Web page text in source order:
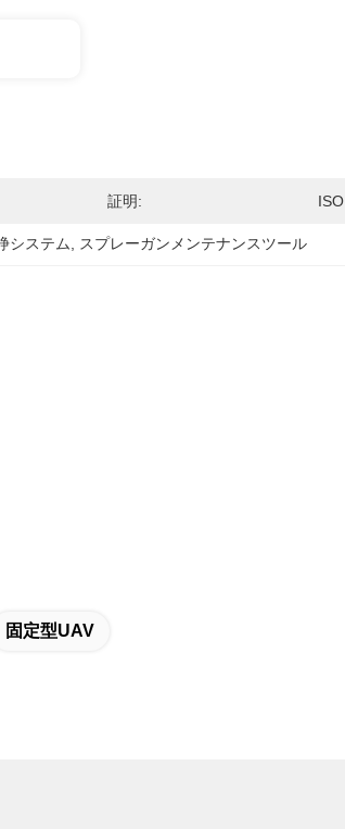
証明: ISO
システム スプレーガンメンテナンスツール
固定型UAV